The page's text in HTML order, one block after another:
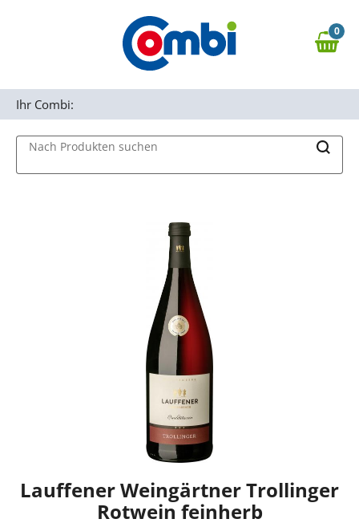
Zur Navigation springen
0,00 €
0
Nach Produkten suchen
Ihr Combi:
Lauffener Weingärtner Trollinger
Rotwein feinherb